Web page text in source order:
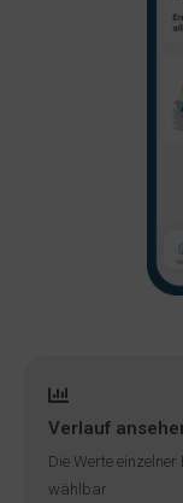
Verlauf
Die Werte
wählbar